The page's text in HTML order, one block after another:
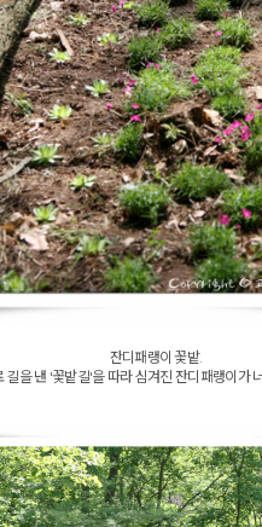
잔디패랭이 꽃밭.
길을 낸 '꽃밭길'을 따라 심겨진 잔디패랭이가